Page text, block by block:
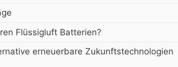
Flüssigluft Batterien?
erneuerbare Zukunftstechnologien